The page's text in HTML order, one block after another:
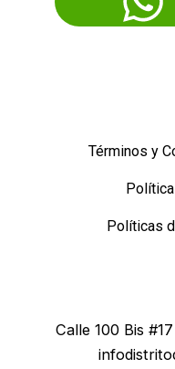
Términos y
Políticas
Calle 100 Bis